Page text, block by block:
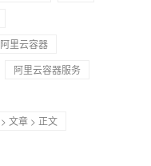
阿里云容器
阿里云容器服务
> 文章 > 正文